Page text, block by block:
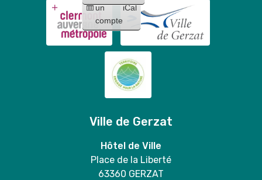
un
compte
iCal
Ville de Gerzat
Hôtel de Ville
Place de la Liberté
63360 GERZAT